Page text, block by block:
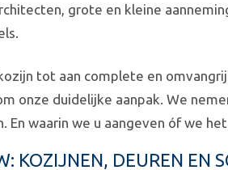
grote en kleine
tot aan complete en
onze duidelijke aanpak. We
En waarin we u aangeven óf we
KOZIJNEN, DEUREN EN